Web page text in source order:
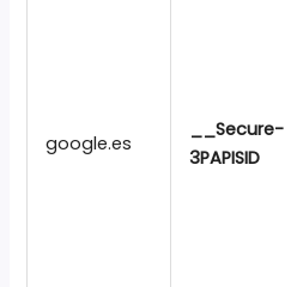
google.es
__Secure-
3PAPISID